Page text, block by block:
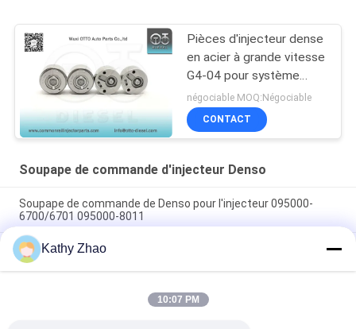
Pièces d'injecteur dense
en acier à grande vitesse
G4-04 pour système
d'injection de carburant
diesel
négociable MOQ:Négociable
CONTACT
Soupape de commande d'injecteur Denso
Soupape de commande de Denso pour l'injecteur 095000-
6700/6701 095000-8011
Soupape de commande de Denso POUR l'injecteur 095000-
588X/776X 23670-30300/30140/23670-0L010/0L070/0L020
/0L050
Soupape de commande commune de rail de Denso 4# pour
Kathy Zhao
10:07 PM